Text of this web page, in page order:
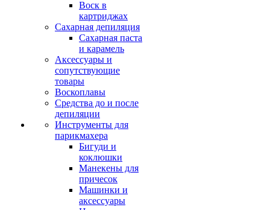
Воск в
картриджах
Сахарная депиляция
Сахарная паста
и карамель
Аксессуары и
сопутствующие
товары
Воскоплавы
Средства до и после
депиляции
Инструменты для
парикмахера
Бигуди и
коклюшки
Манекены для
причесок
Машинки и
аксессуары